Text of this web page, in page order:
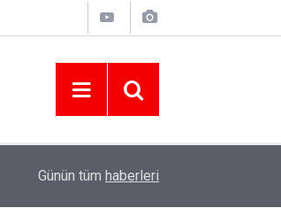
PARTİ ALTINORDU’DA KURUCU
Günün tüm haberleri